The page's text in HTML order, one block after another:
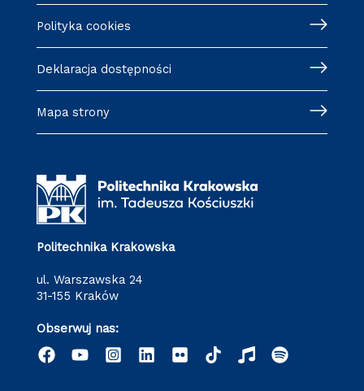
Polityka cookies
Deklaracja dostępności
Mapa strony
Politechnika Krakowska
ul. Warszawska 24
31-155 Kraków
Obserwuj nas: